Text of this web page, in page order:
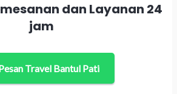
dan Layanan 24
jam
Travel Bantul Pati